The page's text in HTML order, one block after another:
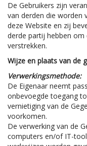
De Gebruikers zijn
van derden die worden
deze Website en zij
derde partij hebben om
verstrekken.
Wijze en plaats van de
Verwerkingsmethode:
De Eigenaar neemt
onbevoegde toegang
vernietiging van de
voorkomen.
De verwerking van de
computers en/of IT-